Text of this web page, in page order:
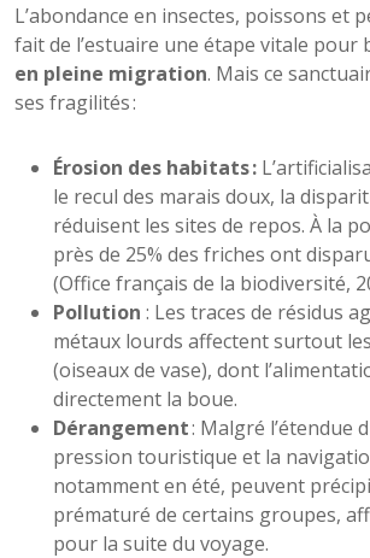
L’abondance en insectes, poissons et
fait de l’estuaire une étape vitale pour
en pleine migration. Mais ce
ses fragilités :
Érosion des habitats :
le recul des marais doux, la
réduisent les sites de repos. À la
près de 25% des friches ont
(Office français de la biodiversité,
Pollution : Les traces de résidus
métaux lourds affectent surtout
(oiseaux de vase), dont
directement la boue.
Dérangement: Malgré l’étendue
pression touristique et la
notamment en été, peuvent
prématuré de certains groupes,
pour la suite du voyage.